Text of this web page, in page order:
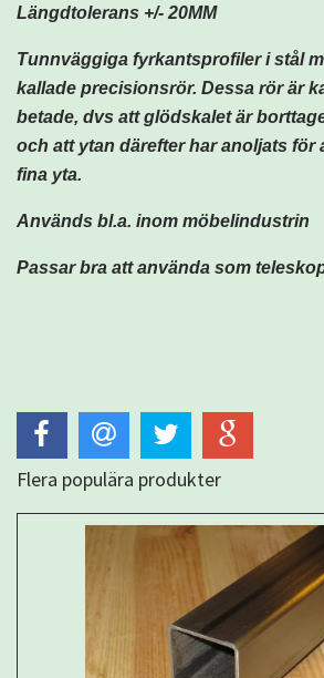
Längdtolerans +/- 20MM
Tunnväggiga fyrkantsprofiler i stål
kallade precisionsrör. Dessa rör är
betade, dvs att glödskalet är
och att ytan därefter har anoljats för
fina yta.
Används bl.a. inom möbelindustrin
Passar bra att använda som
Flera populära produkter